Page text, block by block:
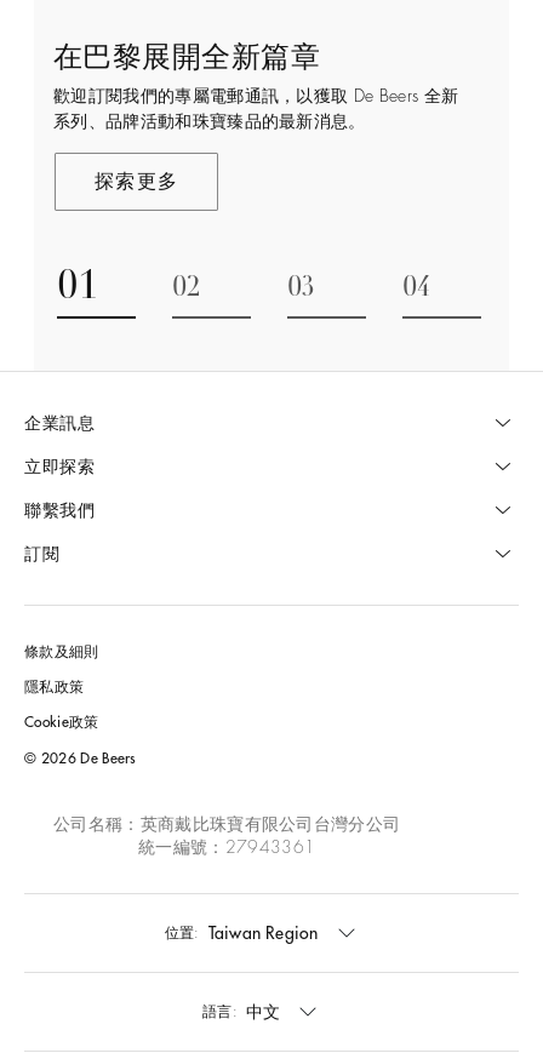
在巴黎展開全新篇章
歡迎訂閱我們的專屬電郵通訊，以獲取 De Beers 全新
系列、品牌活動和珠寶臻品的最新消息。
探索更多
守護永恒
De Beers 在全球珠寶領域獨樹一幟，因為我們是唯一
與鑽石原產地有直接連結的奢華珠寶品牌。
探索更多
顧客服務
無論您是透過線上購物或造訪實體精品店，我們始終致
力於為您提供個人化的購物體驗。預約於店內或線上進
瞭解更多
De Beers 的世界
De Beers 成立於倫敦，靈感來自非洲的自然，是奢華
鑽石珠寶的巔峰。我們的創意和工藝將鑽石轉化為永恆
探索更多
01
Go to slide 1
02
03
04
企業訊息
立即探索
聯繫我們
訂閱
條款及細則
隱私政策
Cookie政策
© 2026 De Beers
公司名稱：英商戴比珠寶有限公司台灣分公司
統一編號：27943361
位置: Taiwan Region
語言: 中文